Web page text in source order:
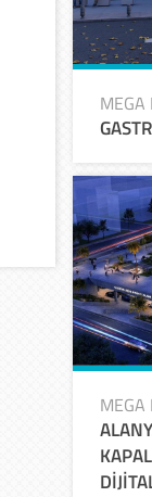
MEGA
MEGA